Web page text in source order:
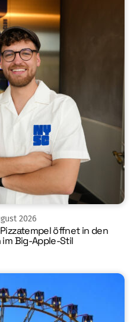
2026
Pizzatempel öffnet in den
Big-Apple-Stil